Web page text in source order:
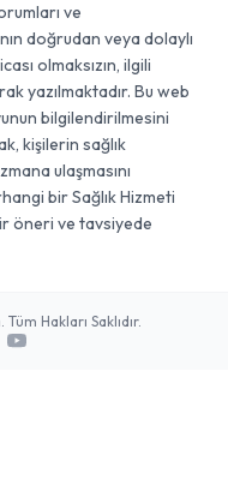
ve
doğrudan veya dolaylı
olmaksızın, ilgili
yazılmaktadır. Bu web
bilgilendirilmesini
kişilerin sağlık
ulaşmasını
bir Sağlık Hizmeti
öneri ve tavsiyede
Hakları Saklıdır.